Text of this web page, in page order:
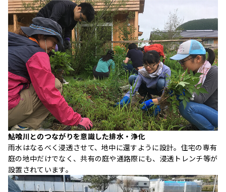
鮎喰川とのつながりを意識した排水・浄化
雨水はなるべく浸透させて、地中に還すように設計。住宅の専有
庭の地中だけでなく、共有の庭や通路際にも、浸透トレンチ等が
設置されています。